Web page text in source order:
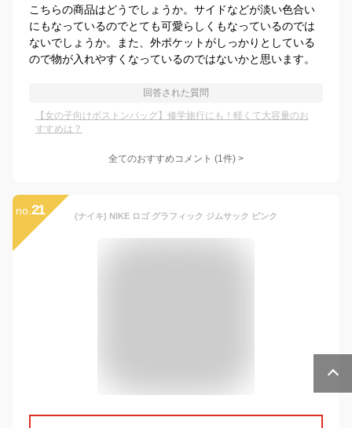
こちらの商品はどうでしょうか。サイドなどが淡い色合い
にもなっているのでとても可愛らしくもなっているのでは
ないでしょうか。また、外ポケットがしっかりとしている
ので物が入れやすくなっているのではないかと思います。
回答された質問
【女の子向けボストンバッグ】修学旅行にも！軽くて大容量のお
すすめは？
全てのおすすめコメント (1件) >
no. 21 (ナイキ) NIKE ロゴ グラフィック ジムサック ピンク